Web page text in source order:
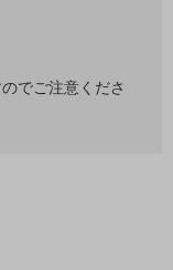
でご注意くださ